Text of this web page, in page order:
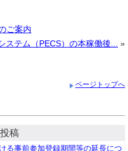
ご案内
ステム（PECS）の本稼働後...
»
ページトップへ
稿
る事前参加登録期間等の延長につ